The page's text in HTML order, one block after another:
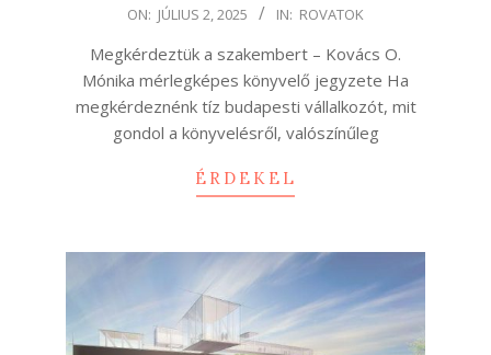
ON: JÚLIUS 2, 2025 IN: ROVATOK
Megkérdeztük a szakembert – Kovács O.
Mónika mérlegképes könyvelő jegyzete Ha
megkérdeznénk tíz budapesti vállalkozót, mit
gondol a könyvelésről, valószínűleg
ÉRDEKEL